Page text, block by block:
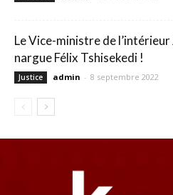
Le Vice-ministre de
nargue Félix Tshisekedi !
Justice admin - 8 septembre 2022